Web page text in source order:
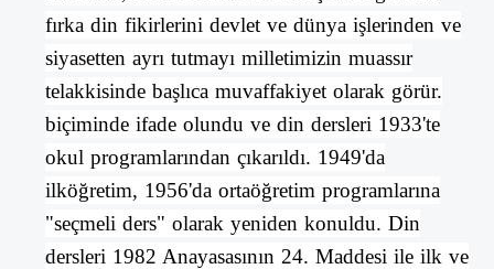
fırka din fikirlerini devlet ve dünya işlerinden ve
siyasetten ayrı tutmayı milletimizin muassır
telakkisinde başlıca muvaffakiyet olarak görür.
biçiminde ifade olundu ve din dersleri 1933'te
okul programlarından çıkarıldı. 1949'da
ilköğretim, 1956'da ortaöğretim programlarına
"seçmeli ders" olarak yeniden konuldu. Din
dersleri 1982 Anayasasının 24. Maddesi ile ilk ve